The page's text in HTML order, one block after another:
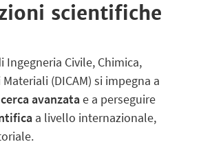
scientifiche
Civile, Chimica,
(DICAM) si impegna a
avanzatae a perseguire
a livello internazionale,